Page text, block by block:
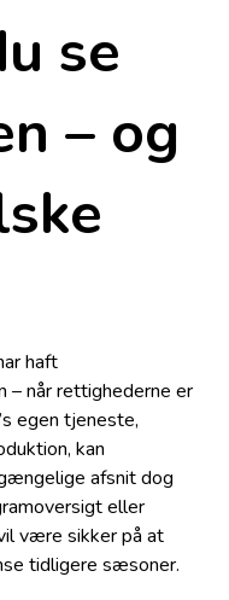
se
– og
haft
– når rettighederne er
egen tjeneste,
kan
afsnit dog
eller
være sikker på at
tidligere sæsoner.